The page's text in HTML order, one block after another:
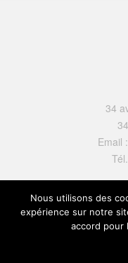
34
Email
Nous utilisons des
expérience sur notre
accord pour